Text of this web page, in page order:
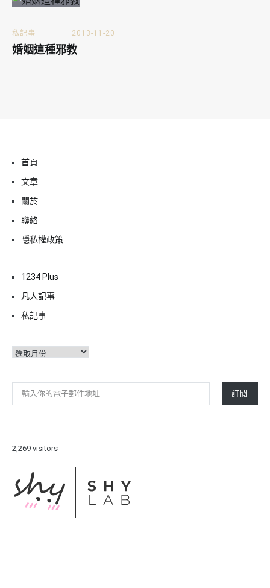
私記事 2013-11-20
婚姻這種邪教
首頁
文章
關於
聯絡
隱私權政策
1234 Plus
凡人記事
私記事
彙
輸入你的電子郵件地址…
訂閱
2,269 visitors